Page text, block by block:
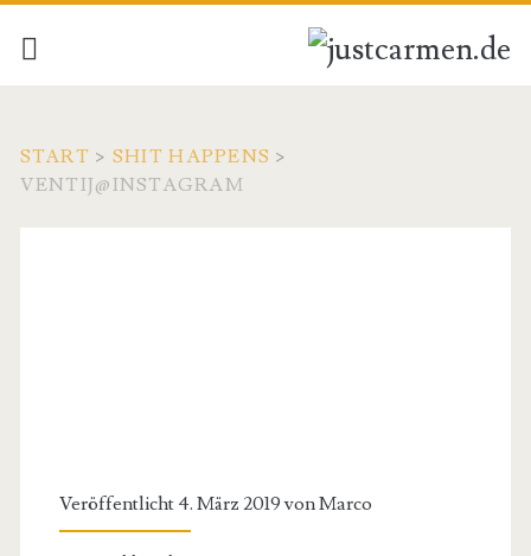
START > SHIT HAPPENS >
VENTIJ@INSTAGRAM
Veröffentlicht 4. März 2019 vonMarco